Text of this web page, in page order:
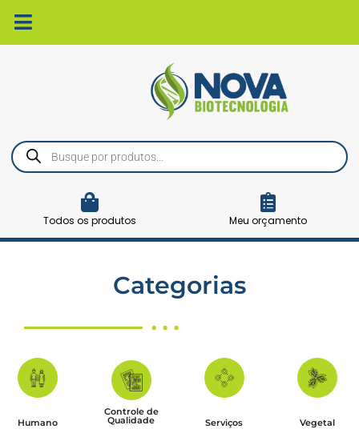
para
o
Pesquisar
produtos
Todos os produtos Meu orçamento
Categorias
• • •
Humano
Controle de
Qualidade Serviços Vegetal